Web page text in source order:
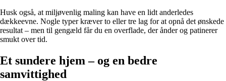
Husk også, at miljøvenlig maling kan have en lidt anderledes
dækkeevne. Nogle typer kræver to eller tre lag for at opnå det ønskede
resultat – men til gengæld får du en overflade, der ånder og patinerer
smukt over tid.
Et sundere hjem – og en bedre
samvittighed